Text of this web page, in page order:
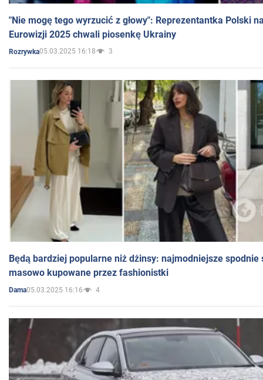
"Nie mogę tego wyrzucić z głowy": Reprezentantka Polski
Eurowizji 2025 chwali piosenkę Ukrainy
Rozrywka05.03.2025 16:18 3
Będą bardziej popularne niż dżinsy: najmodniejsze spodnie
masowo kupowane przez fashionistki
Dama05.03.2025 16:16 4